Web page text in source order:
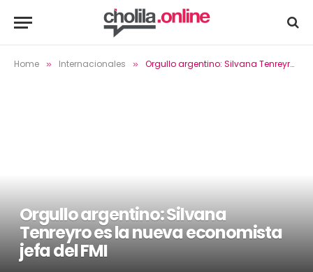
Home » Internacionales » Orgullo argentino: Silvana Tenreyro es la nueva economista jefa del FMI
Orgullo argentino: Silvana
Tenreyro es la nueva economista
jefa del FMI